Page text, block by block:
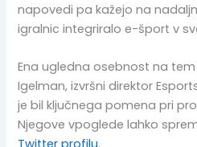
napovedi pa kažejo na
igralnic integriralo e-šport v
Ena ugledna osebnost na
Igelman, izvršni direktor
je bil ključnega pomena pri
Njegove vpoglede lahko
Twitter profilu.